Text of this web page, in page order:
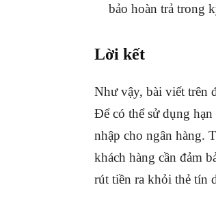
bảo hoàn trả trong
Lời kết
Như vậy, bài viết trên
Để có thể sử dụng
nhập cho ngân hàng.
khách hàng cần đảm
rút tiền ra khỏi thẻ tín